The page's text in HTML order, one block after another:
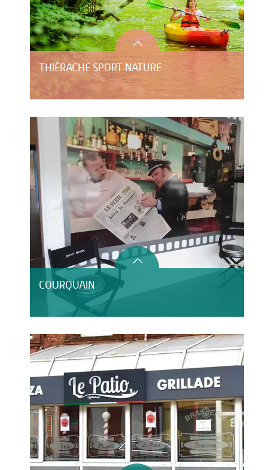
THIÉRACHE SPORT NATURE
COURQUAIN